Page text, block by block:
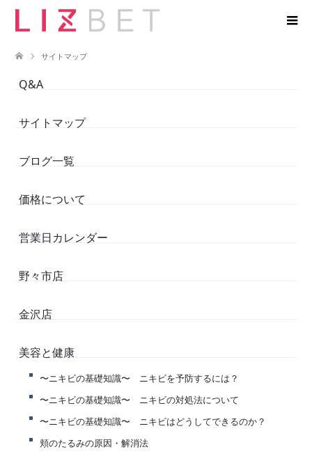
サイトマップ
Q&A
サイトマップ
ブログ一覧
価格について
営業日カレンダー
野々市店
金沢店
美容と健康
〜ニキビの基礎知識〜 ニキビを予防するには？
〜ニキビの基礎知識〜 ニキビの対処法について
〜ニキビの基礎知識〜 ニキビはどうしてできるのか？
頬のたるみの原因・解消法